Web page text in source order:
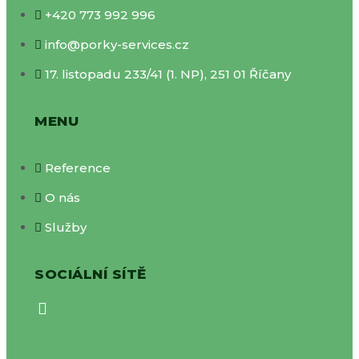
+420 773 992 996
info@porky-services.cz
17. listopadu 233/41 (1. NP), 251 01 Říčany
MENU
Reference
O nás
Služby
SOCIÁLNÍ SÍTĚ